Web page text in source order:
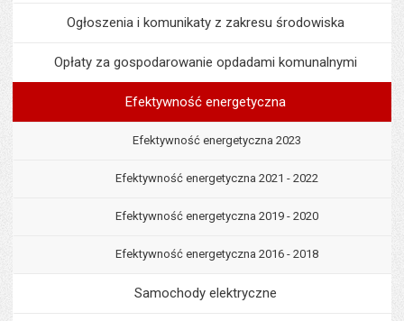
Ogłoszenia i komunikaty z zakresu środowiska
Opłaty za gospodarowanie opdadami komunalnymi
Efektywność energetyczna
Efektywność energetyczna 2023
Efektywność energetyczna 2021 - 2022
Efektywność energetyczna 2019 - 2020
Efektywność energetyczna 2016 - 2018
Samochody elektryczne